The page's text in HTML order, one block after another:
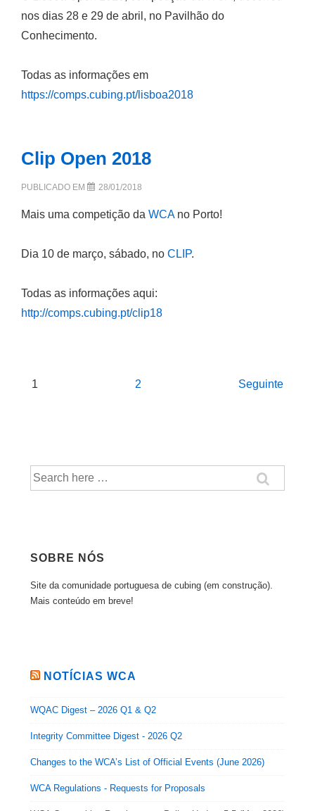
nos dias 28 e 29 de abril, no Pavilhão do
Conhecimento.
Todas as informações em
https://comps.cubing.pt/lisboa2018
Clip Open 2018
PUBLICADO EM 28/01/2018
Mais uma competição da WCAno Porto!
Dia 10 de março, sábado, no CLIP.
Todas as informações aqui:
http://comps.cubing.pt/clip18
Navegação
1 2 Seguinte
Pesquisar
SOBRE NÓS
Site da comunidade portuguesa de cubing (em construção).
Mais conteúdo em breve!
NOTÍCIAS WCA
WQAC Digest – 2026 Q1 & Q2
Integrity Committee Digest - 2026 Q2
Changes to the WCA’s List of Official Events (June 2026)
WCA Regulations - Requests for Proposals